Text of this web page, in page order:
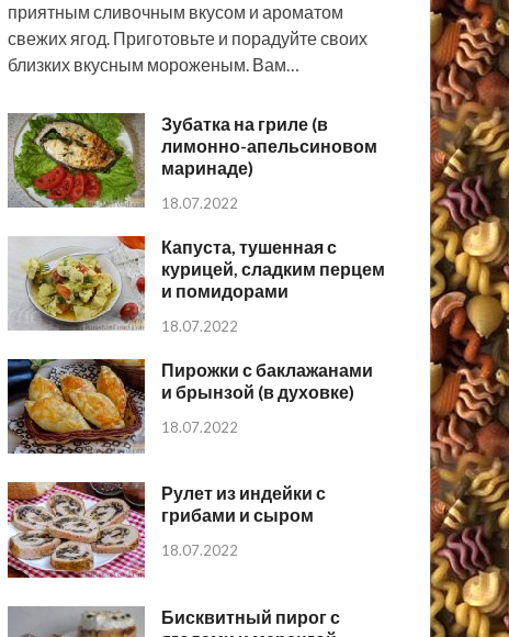
приятным сливочным вкусом и ароматом
свежих ягод. Приготовьте и порадуйте своих
близких вкусным мороженым. Вам…
Зубатка на гриле (в
лимонно-апельсиновом
маринаде)
18.07.2022
Капуста, тушенная с
курицей, сладким перцем
и помидорами
18.07.2022
Пирожки с баклажанами
и брынзой (в духовке)
18.07.2022
Рулет из индейки с
грибами и сыром
18.07.2022
Бисквитный пирог с